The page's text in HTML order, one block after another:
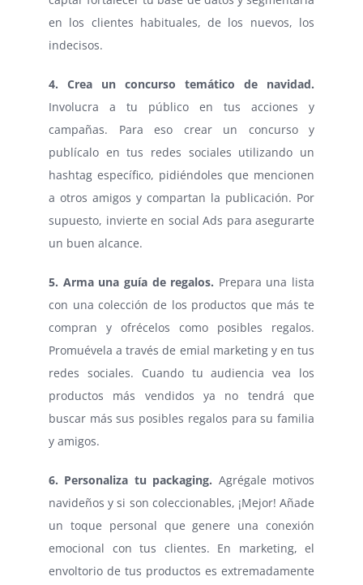
en los clientes habituales, de los nuevos, los
indecisos.
4. Crea un concurso temático de navidad.
Involucra a tu público en tus acciones y
campañas. Para eso crear un concurso y
publícalo en tus redes sociales utilizando un
hashtag específico, pidiéndoles que mencionen
a otros amigos y compartan la publicación. Por
supuesto, invierte en social Ads para asegurarte
un buen alcance.
5. Arma una guía de regalos. Prepara una lista
con una colección de los productos que más te
compran y ofrécelos como posibles regalos.
Promuévela a través de emial marketing y en tus
redes sociales. Cuando tu audiencia vea los
productos más vendidos ya no tendrá que
buscar más sus posibles regalos para su familia
y amigos.
6. Personaliza tu packaging. Agrégale motivos
navideños y si son coleccionables, ¡Mejor! Añade
un toque personal que genere una conexión
emocional con tus clientes. En marketing, el
envoltorio de tus productos es extremadamente